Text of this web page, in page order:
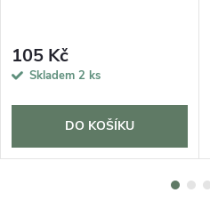
105 Kč
Skladem 2 ks
DO KOŠÍKU